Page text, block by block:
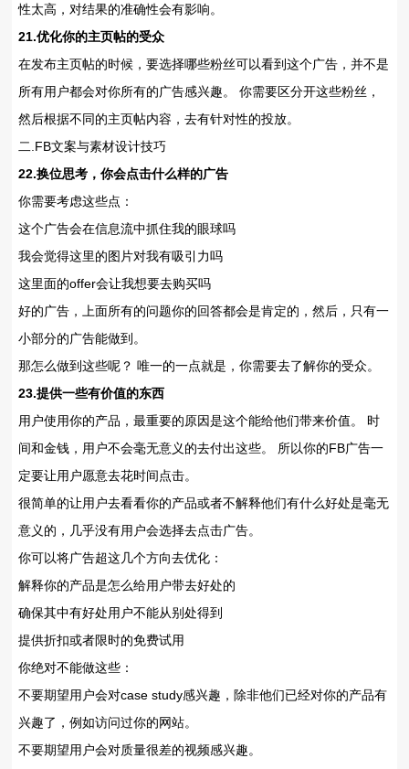
性太高，对结果的准确性会有影响。
21.优化你的主页帖的受众
在发布主页帖的时候，要选择哪些粉丝可以看到这个广告，并不是
所有用户都会对你所有的广告感兴趣。 你需要区分开这些粉丝，
然后根据不同的主页帖内容，去有针对性的投放。
二.FB文案与素材设计技巧
22.换位思考，你会点击什么样的广告
你需要考虑这些点：
这个广告会在信息流中抓住我的眼球吗
我会觉得这里的图片对我有吸引力吗
这里面的offer会让我想要去购买吗
好的广告，上面所有的问题你的回答都会是肯定的，然后，只有一
小部分的广告能做到。
那怎么做到这些呢？ 唯一的一点就是，你需要去了解你的受众。
23.提供一些有价值的东西
用户使用你的产品，最重要的原因是这个能给他们带来价值。 时
间和金钱，用户不会毫无意义的去付出这些。 所以你的FB广告一
定要让用户愿意去花时间点击。
很简单的让用户去看看你的产品或者不解释他们有什么好处是毫无
意义的，几乎没有用户会选择去点击广告。
你可以将广告超这几个方向去优化：
解释你的产品是怎么给用户带去好处的
确保其中有好处用户不能从别处得到
提供折扣或者限时的免费试用
你绝对不能做这些：
不要期望用户会对case study感兴趣，除非他们已经对你的产品有
兴趣了，例如访问过你的网站。
不要期望用户会对质量很差的视频感兴趣。